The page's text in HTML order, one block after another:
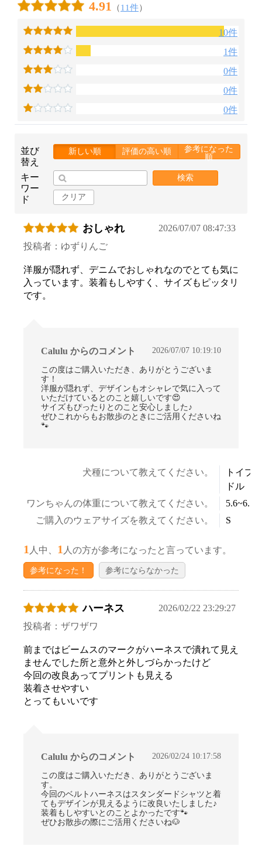
4.91 （11件）
10件
1件
0件
0件
0件
並び
替え
新しい順 評価の高い順
参考になった
順
キー
ワー
ド
検索
クリア
おしゃれ
2026/07/07 08:47:33
投稿者：ゆずりんご
洋服が隠れず、デニムでおしゃれなのでとても気に
入っています。装着もしやすく、サイズもピッタリ
です。
Calulu からのコメント 2026/07/07 10:19:10
この度はご購入いただき、ありがとうございま
す！
洋服が隠れず、デザインもオシャレで気に入って
いただけているとのこと嬉しいです😍
サイズもぴったりとのこと安心しました♪
ぜひこれからもお散歩のときにご活用くださいね
🐾
犬種について教えてください。
トイプ
ドル
ワンちゃんの体重について教えてください。
ご購入のウェアサイズを教えてください。
S
1 人中、 1 人の方が参考になったと言っています。
参考になった！ 参考にならなかった
ハーネス
2026/02/22 23:29:27
投稿者：ザワザワ
前まではビームスのマークがハーネスで潰れて見え
ませんでした所と意外と外しづらかったけど
今回の改良あってプリントも見える
装着させやすい
とってもいいです
Calulu からのコメント 2026/02/24 10:17:58
この度はご購入いただき、ありがとうございま
す。
今回のベルトハーネスはスタンダードシャツと着
てもデザインが見えるように改良いたしました♪
装着もしやすいとのことよかったです🐾
ぜひお散歩の際にご活用くださいね🐶